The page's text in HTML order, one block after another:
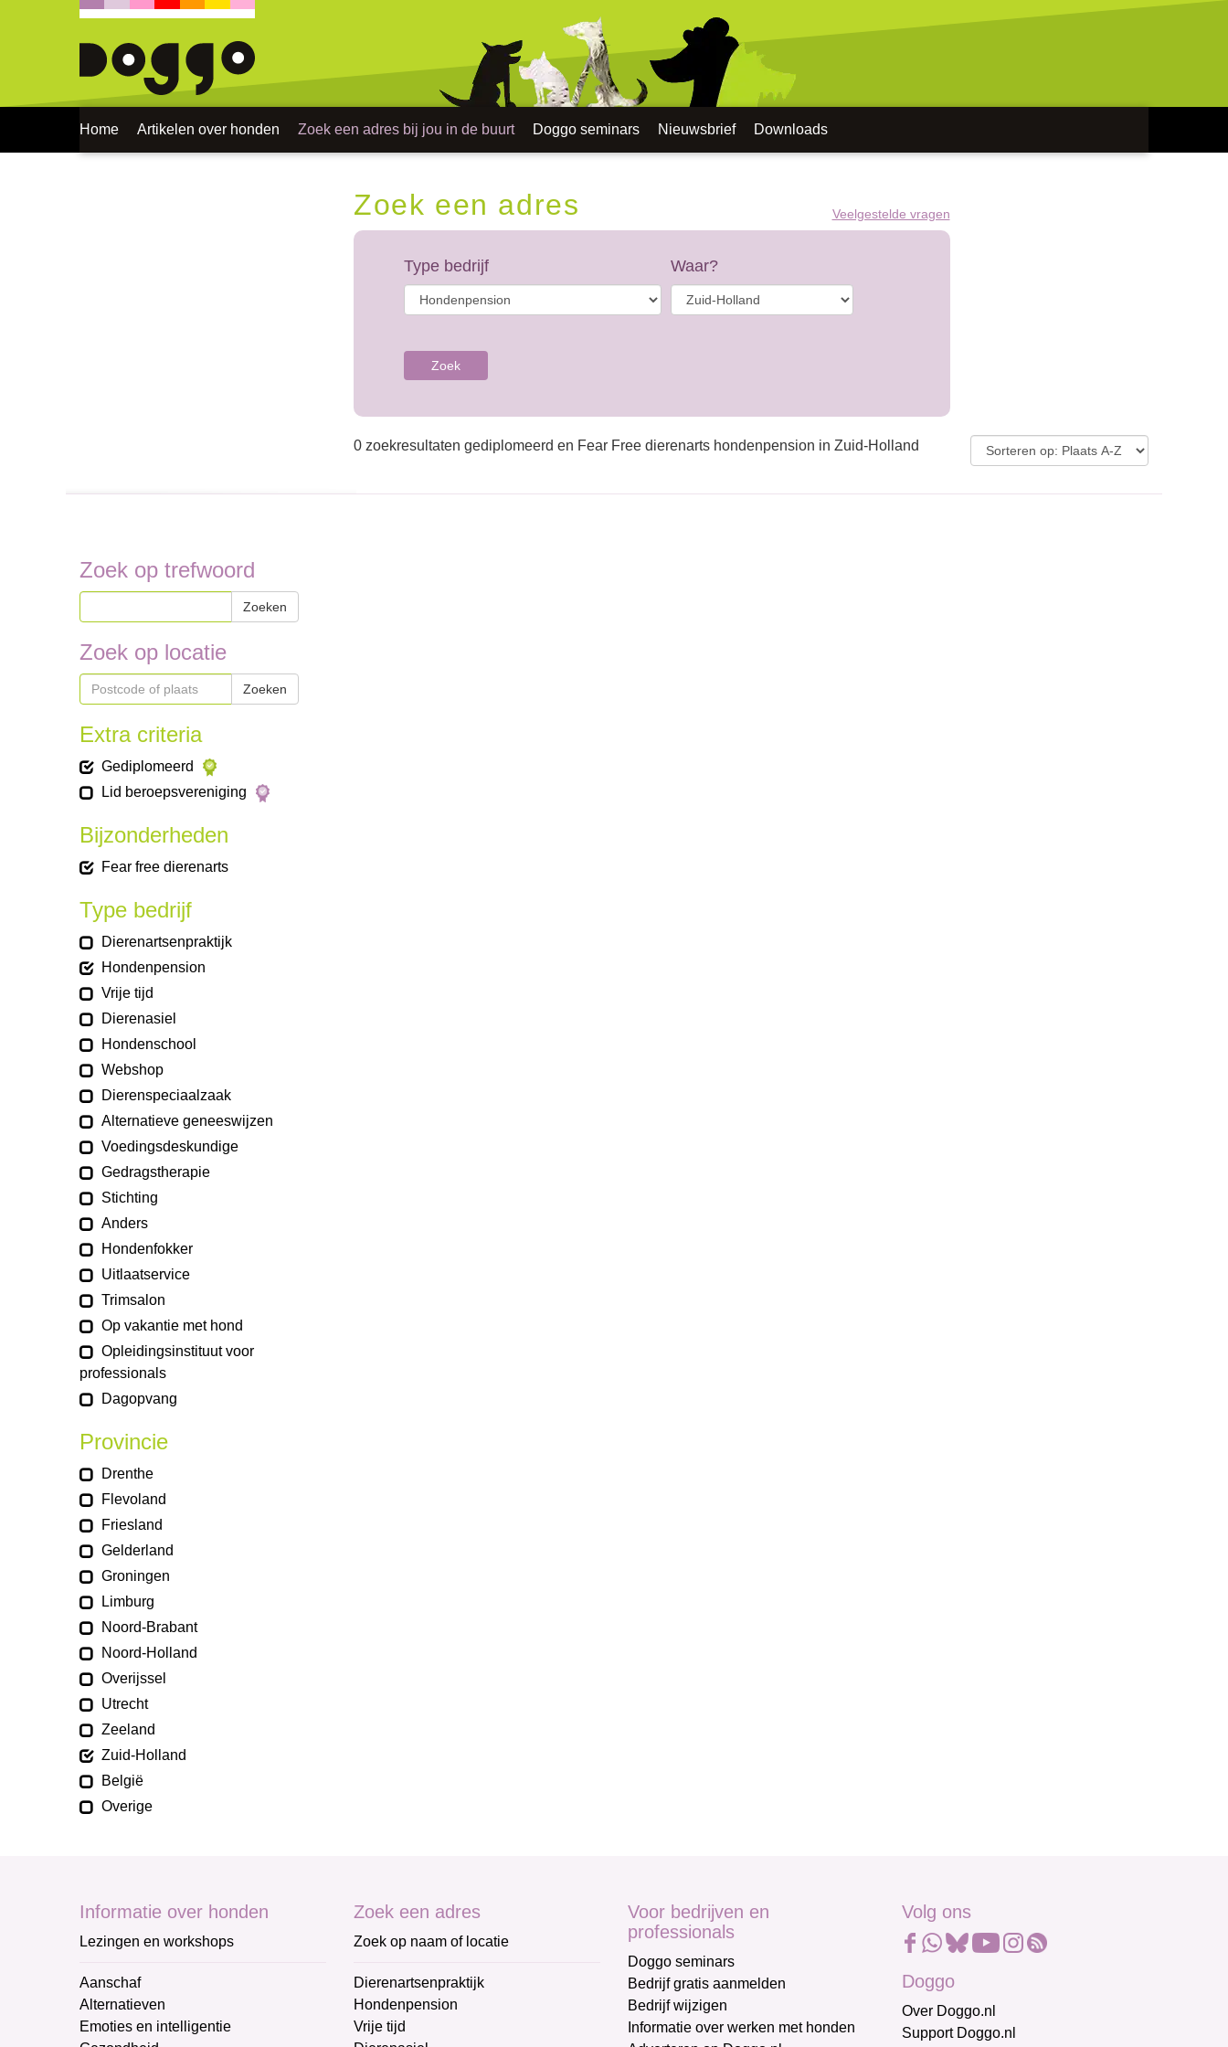
Home Artikelen over honden Zoek een adres bij jou in de buurt Doggo seminars Nieuwsbrief Downloads
Zoek een adres Veelgestelde vragen
Type bedrijf Waar?
Zoek
0 zoekresultaten gediplomeerd en Fear Free dierenarts hondenpension in Zuid-Holland
Zoek op trefwoord
Zoeken
Zoek op locatie
Zoeken
Extra criteria
Gediplomeerd
Lid beroepsvereniging
Bijzonderheden
Fear free dierenarts
Type bedrijf
Dierenartsenpraktijk
Hondenpension
Vrije tijd
Dierenasiel
Hondenschool
Webshop
Dierenspeciaalzaak
Alternatieve geneeswijzen
Voedingsdeskundige
Gedragstherapie
Stichting
Anders
Hondenfokker
Uitlaatservice
Trimsalon
Op vakantie met hond
Opleidingsinstituut voor
professionals
Dagopvang
Provincie
Drenthe
Flevoland
Friesland
Gelderland
Groningen
Limburg
Noord-Brabant
Noord-Holland
Overijssel
Utrecht
Zeeland
Zuid-Holland
België
Overige
Informatie over honden
Lezingen en workshops
Aanschaf
Alternatieven
Emoties en intelligentie
Zoek een adres
Zoek op naam of locatie
Dierenartsenpraktijk
Hondenpension
Vrije tijd
Voor bedrijven en
professionals
Doggo seminars
Bedrijf gratis aanmelden
Bedrijf wijzigen
Informatie over werken met honden
Volg ons
Doggo
Over Doggo.nl
Support Doggo.nl